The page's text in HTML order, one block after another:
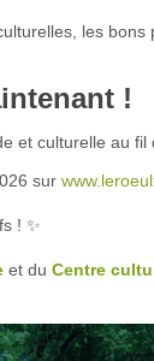
les bons
!
et culturelle au fil
sur
! ✨
et du Centre